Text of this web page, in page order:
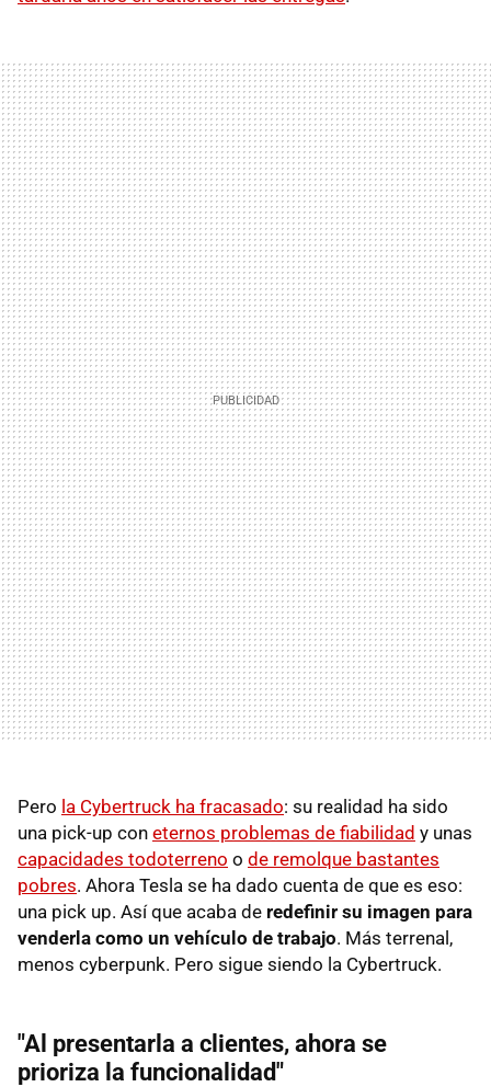
Pero la Cybertruck ha fracasado: su realidad ha sido
una pick-up con eternos problemas de fiabilidad y unas
capacidades todoterreno o de remolque bastantes
pobres. Ahora Tesla se ha dado cuenta de que es eso:
una pick up. Así que acaba de redefinir su imagen para
venderla como un vehículo de trabajo. Más terrenal,
menos cyberpunk. Pero sigue siendo la Cybertruck.
"Al presentarla a clientes, ahora se
prioriza la funcionalidad"